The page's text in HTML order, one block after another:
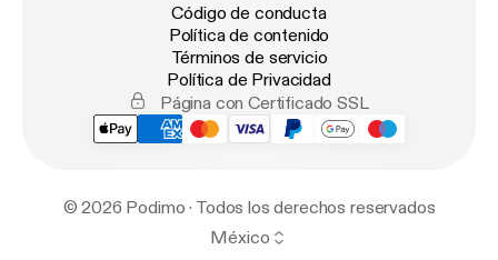
Código de conducta
Política de contenido
Términos de servicio
Política de Privacidad
Página con Certificado SSL
© 2026 Podimo · Todos los derechos reservados
México